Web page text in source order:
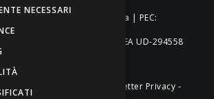
Newsletter Privacy -
Via del Progresso 3 - Padova | PEC:
C.F. e P.IVA 02873920306 REA UD-294558
Capitale sociale: € 27.086,97
NECESSARI